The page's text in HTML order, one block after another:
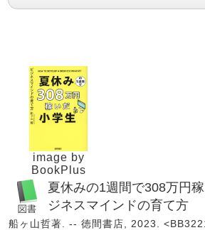
image by
BookPlus
夏休みの1週間で308万円
ジネスマインドの育て方
船ヶ山哲著. -- 徳間書店, 2023.